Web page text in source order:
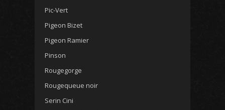
Pic-Vert
Pigeon Bizet
Pigeon Ramier
Pinson
Rougegorge
Rougequeue noir
Serin Cini